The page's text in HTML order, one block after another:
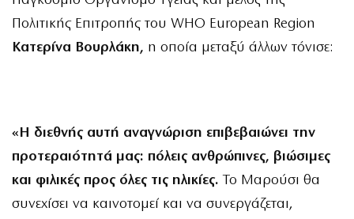
Πολιτικής Επιτροπής του WHO European Region
Κατερίνα Βουρλάκη, η οποία μεταξύ άλλων τόνισε:
«Η διεθνής αυτή αναγνώριση επιβεβαιώνει την
προτεραιότητά μας: πόλεις ανθρώπινες, βιώσιμες
και φιλικές προς όλες τις ηλικίες. Το Μαρούσι θα
συνεχίσει να καινοτομεί και να συνεργάζεται,